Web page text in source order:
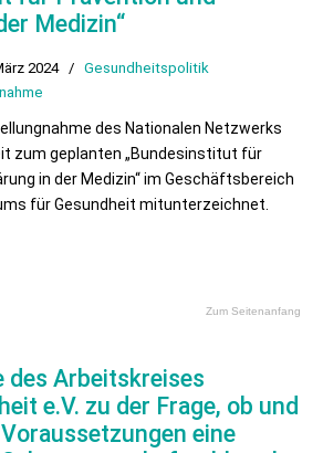
Medizin“
2024 / Gesundheitspolitik
des Nationalen Netzwerks
zum geplanten „Bundesinstitut für
in der Medizin“ im Geschäftsbereich
für Gesundheit mitunterzeichnet.
Zum Seitenanfang
des Arbeitskreises
e.V. zu der Frage, ob und
eine